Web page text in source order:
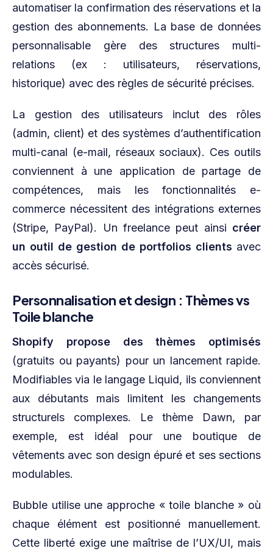
automatiser la confirmation des réservations et la
gestion des abonnements. La base de données
personnalisable gère des structures multi-
relations (ex : utilisateurs, réservations,
historique) avec des règles de sécurité précises.
La gestion des utilisateurs inclut des rôles
(admin, client) et des systèmes d’authentification
multi-canal (e-mail, réseaux sociaux). Ces outils
conviennent à une application de partage de
compétences, mais les fonctionnalités e-
commerce nécessitent des intégrations externes
(Stripe, PayPal). Un freelance peut ainsi créer
un outil de gestion de portfolios clients avec
accès sécurisé.
Personnalisation et design : Thèmes vs
Toile blanche
Shopify propose des thèmes optimisés
(gratuits ou payants) pour un lancement rapide.
Modifiables via le langage Liquid, ils conviennent
aux débutants mais limitent les changements
structurels complexes. Le thème Dawn, par
exemple, est idéal pour une boutique de
vêtements avec son design épuré et ses sections
modulables.
Bubble utilise une approche « toile blanche » où
chaque élément est positionné manuellement.
Cette liberté exige une maîtrise de l’UX/UI, mais